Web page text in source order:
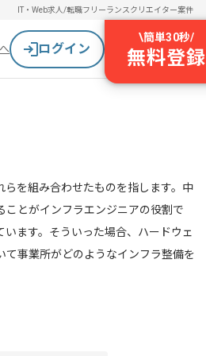
IT・Web求人/転職フリーランスクリエイター案件
ログイン
\簡単30秒/
無料登録
を組み合わせたものを指します。中
とがインフラエンジニアの役割で
ます。そういった場合、ハードウェ
事業所がどのようなインフラ整備を